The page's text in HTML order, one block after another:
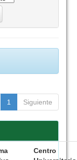
1 Siguiente
Centro